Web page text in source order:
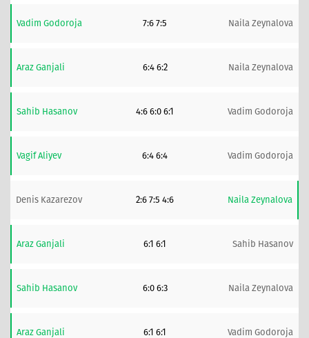
Vadim Godoroja 7:6 7:5 Naila Zeynalova
Araz Ganjali 6:4 6:2 Naila Zeynalova
Sahib Hasanov 4:6 6:0 6:1 Vadim Godoroja
Vagif Aliyev 6:4 6:4 Vadim Godoroja
Denis Kazarezov 2:6 7:5 4:6 Naila Zeynalova
Araz Ganjali 6:1 6:1 Sahib Hasanov
Sahib Hasanov 6:0 6:3 Naila Zeynalova
Araz Ganjali 6:1 6:1 Vadim Godoroja